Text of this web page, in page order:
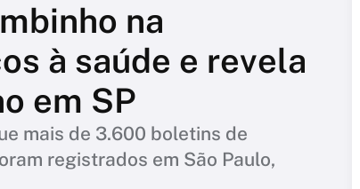
na
à saúde e revela
em SP
mais de 3.600 boletins de
registrados em São Paulo,